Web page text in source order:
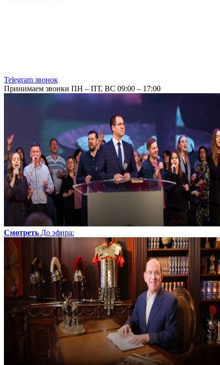
Telegram звонок
Принимаем звонки ПН – ПТ, ВС 09:00 – 17:00
Смотреть До эфира: